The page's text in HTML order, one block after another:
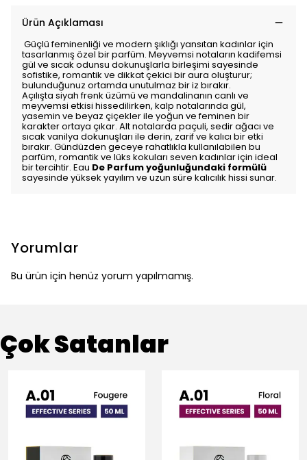
Ürün Açıklaması
Güçlü feminenliği ve modern şıklığı yansıtan kadınlar için
tasarlanmış özel bir parfüm. Meyvemsi notaların kadifemsi
gül ve sıcak odunsu dokunuşlarla birleşimi sayesinde
sofistike, romantik ve dikkat çekici bir aura oluşturur;
bulunduğunuz ortamda unutulmaz bir iz bırakır.
Açılışta siyah frenk üzümü ve mandalinanın canlı ve
meyvemsi etkisi hissedilirken, kalp notalarında gül,
yasemin ve beyaz çiçekler ile yoğun ve feminen bir
karakter ortaya çıkar. Alt notalarda paçuli, sedir ağacı ve
sıcak vanilya dokunuşları ile derin, zarif ve kalıcı bir etki
bırakır. Gündüzden geceye rahatlıkla kullanılabilen bu
parfüm, romantik ve lüks kokuları seven kadınlar için ideal
bir tercihtir. Eau De Parfum yoğunluğundaki formülü
sayesinde yüksek yayılım ve uzun süre kalıcılık hissi sunar.
Yorumlar
Bu ürün için henüz yorum yapılmamış.
Çok Satanlar